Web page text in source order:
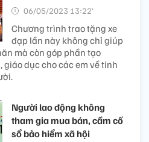
06/05/2023 13:22’
Chương trình trao tặng xe
đạp lần này không chỉ giúp
mà còn góp phần tạo
giáo dục cho các em về tinh
Người lao động không
tham gia mua bán, cầm cố
sổ bảo hiểm xã hội